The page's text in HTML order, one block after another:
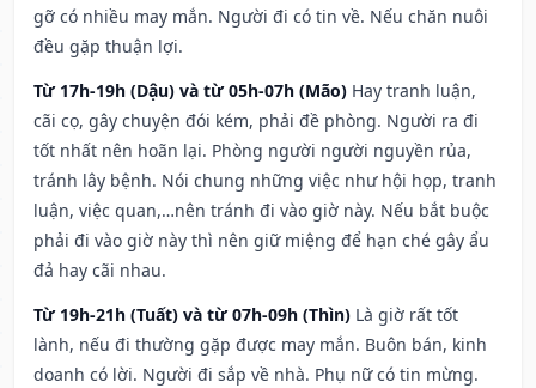
gỡ có nhiều may mắn. Người đi có tin về. Nếu chăn nuôi
đều gặp thuận lợi.
Từ 17h-19h (Dậu) và từ 05h-07h (Mão) Hay tranh luận,
cãi cọ, gây chuyện đói kém, phải đề phòng. Người ra đi
tốt nhất nên hoãn lại. Phòng người người nguyền rủa,
tránh lây bệnh. Nói chung những việc như hội họp, tranh
luận, việc quan,…nên tránh đi vào giờ này. Nếu bắt buộc
phải đi vào giờ này thì nên giữ miệng để hạn ché gây ẩu
đả hay cãi nhau.
Từ 19h-21h (Tuất) và từ 07h-09h (Thìn) Là giờ rất tốt
lành, nếu đi thường gặp được may mắn. Buôn bán, kinh
doanh có lời. Người đi sắp về nhà. Phụ nữ có tin mừng.